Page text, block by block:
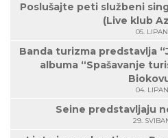
Poslušajte peti službeni
(Live klub
05.
Banda turizma predstavlja
albuma “Spašavanje
04.
Seine predstavljaju
29.